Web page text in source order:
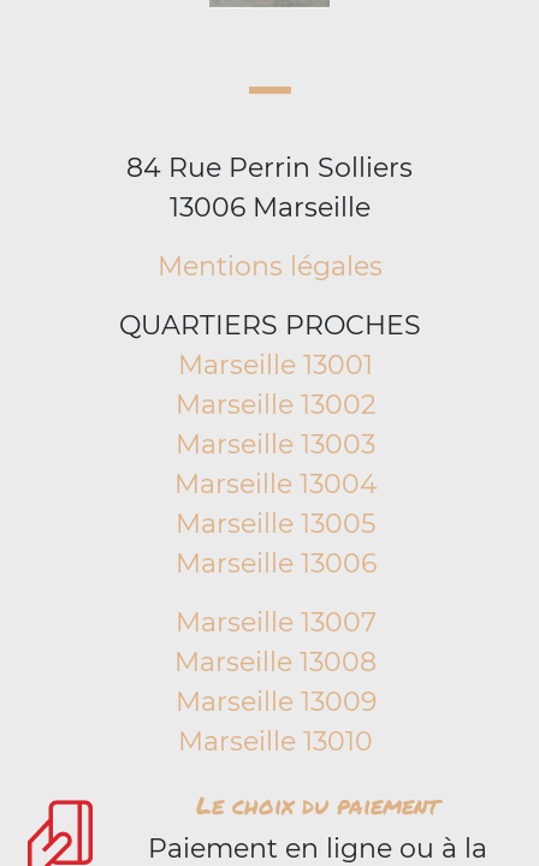
84 Rue Perrin Solliers
13006 Marseille
Mentions légales
QUARTIERS PROCHES
Marseille 13001
Marseille 13002
Marseille 13003
Marseille 13004
Marseille 13005
Marseille 13006
Marseille 13007
Marseille 13008
Marseille 13009
Marseille 13010
Le choix du paiement
Paiement en ligne ou à la